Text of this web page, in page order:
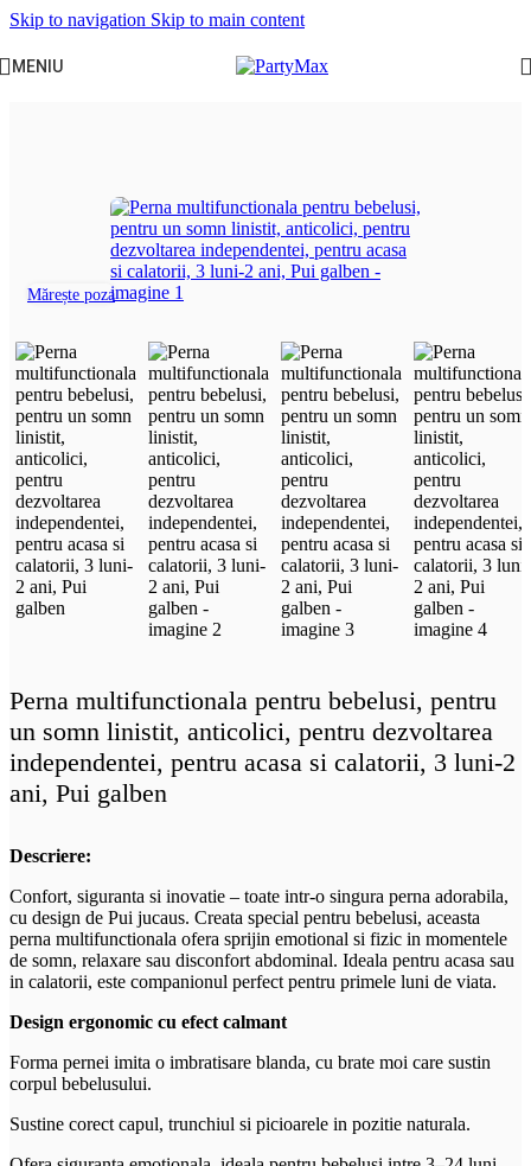
Skip to navigation Skip to main content
MENIU
Mărește poza
Perna multifunctionala pentru bebelusi, pentru
un somn linistit, anticolici, pentru dezvoltarea
independentei, pentru acasa si calatorii, 3 luni-2
ani, Pui galben
Descriere:
Confort, siguranta si inovatie – toate intr-o singura perna adorabila,
cu design de Pui jucaus. Creata special pentru bebelusi, aceasta
perna multifunctionala ofera sprijin emotional si fizic in momentele
de somn, relaxare sau disconfort abdominal. Ideala pentru acasa sau
in calatorii, este companionul perfect pentru primele luni de viata.
Design ergonomic cu efect calmant
Forma pernei imita o imbratisare blanda, cu brate moi care sustin
corpul bebelusului.
Sustine corect capul, trunchiul si picioarele in pozitie naturala.